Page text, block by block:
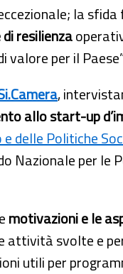
la
resilienza
valore per il
,
allo start-up
delle Politiche
Nazionale per le
motivazioni e le
attività svolte e
utili per